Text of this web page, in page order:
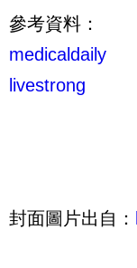
參考資料：
medicaldaily
livestrong
封面圖片出自：